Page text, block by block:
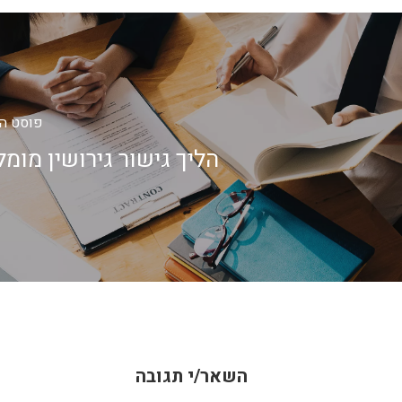
פוסט
הליך גישור גירושין
השאר/י תגובה